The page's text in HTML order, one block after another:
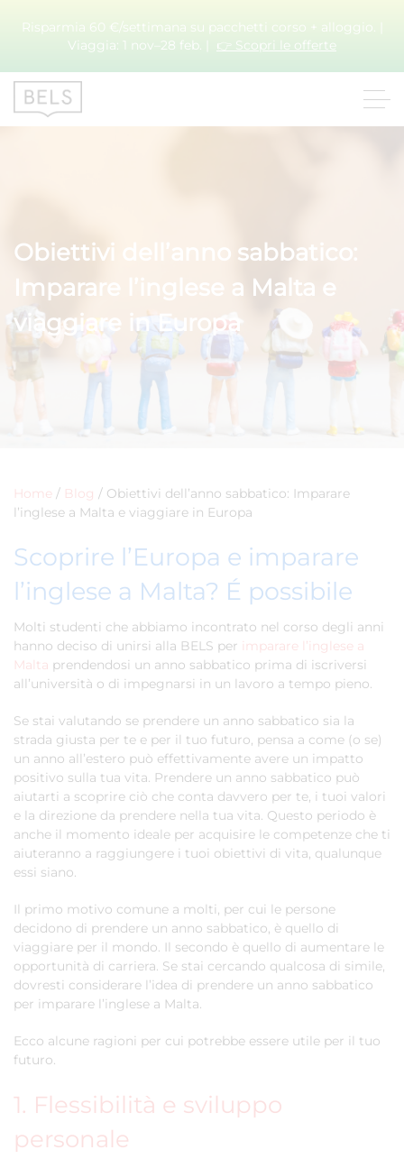
Risparmia 60 €/settimana su pacchetti corso + alloggio. |
Viaggia: 1 nov–28 feb. | 👉 Scopri le offerte
Obiettivi dell’anno sabbatico:
Imparare l’inglese a Malta e
viaggiare in Europa
Home / Blog / Obiettivi dell’anno sabbatico: Imparare
l’inglese a Malta e viaggiare in Europa
Scoprire l’Europa e imparare
l’inglese a Malta? É possibile
Molti studenti che abbiamo incontrato nel corso degli anni
hanno deciso di unirsi alla BELS per
imparare l’inglese a
Malta prendendosi un anno sabbatico prima di iscriversi
all’università o di impegnarsi in un lavoro a tempo pieno.
Se stai valutando se prendere un anno sabbatico sia la
strada giusta per te e per il tuo futuro, pensa a come (o se)
un anno all’estero può effettivamente avere un impatto
positivo sulla tua vita. Prendere un anno sabbatico può
aiutarti a scoprire ciò che conta davvero per te, i tuoi valori
e la direzione da prendere nella tua vita. Questo periodo è
anche il momento ideale per acquisire le competenze che ti
aiuteranno a raggiungere i tuoi obiettivi di vita, qualunque
essi siano.
Il primo motivo comune a molti, per cui le persone
decidono di prendere un anno sabbatico, è quello di
viaggiare per il mondo. Il secondo è quello di aumentare le
opportunità di carriera. Se stai cercando qualcosa di simile,
dovresti considerare l’idea di prendere un anno sabbatico
per imparare l’inglese a Malta.
Ecco alcune ragioni per cui potrebbe essere utile per il tuo
futuro.
1. Flessibilità e sviluppo
personale